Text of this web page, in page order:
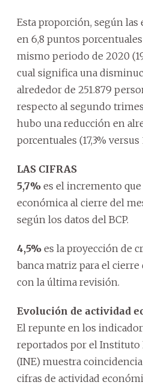
Esta proporción, según
en 6,8 puntos
mismo periodo de 2020
cual significa una
alrededor de 251.879
respecto al segundo
hubo una reducción en
porcentuales (17,3% versus
LAS CIFRAS
5,7% es el incremento
económica al cierre del
según los datos del BCP.
4,5% es la proyección de
banca matriz para el cierre
con la última revisión.
Evolución de actividad
El repunte en los
reportados por el Instituto
(INE) muestra
cifras de actividad